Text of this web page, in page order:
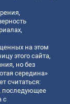
на этом
этого сайта,
но без
середина»
считаться:
последующее
с